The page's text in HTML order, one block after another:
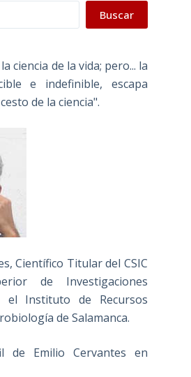
Buscar
ciencia de la vida; pero... la
e indefinible, escapa
de la ciencia".
Científico Titular del CSIC
de Investigaciones
el Instituto de Recursos
de Salamanca.